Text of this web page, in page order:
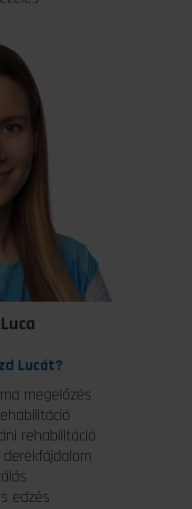
Lucát?
megelőzés
rehabilitáció
edzés